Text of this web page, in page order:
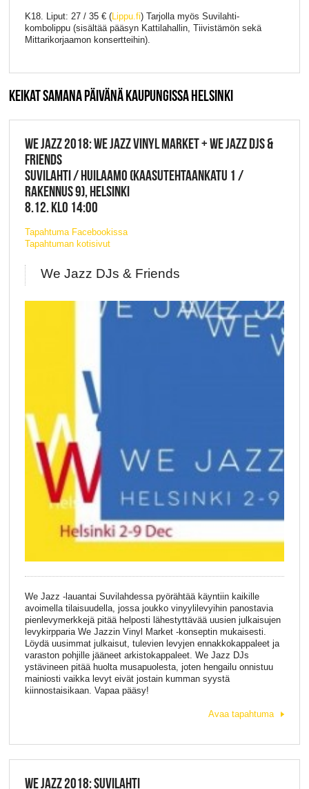
K18. Liput: 27 / 35 € (Lippu.fi) Tarjolla myös Suvilahti-
kombolippu (sisältää pääsyn Kattilahallin, Tiivistämön sekä
Mittarikorjaamon konsertteihin).
KEIKAT SAMANA PÄIVÄNÄ KAUPUNGISSA HELSINKI
WE JAZZ 2018: WE JAZZ VINYL MARKET + WE JAZZ DJS &
FRIENDS
SUVILAHTI / HUILAAMO (KAASUTEHTAANKATU 1 /
RAKENNUS 9), HELSINKI
8.12. KLO 14:00
Tapahtuma Facebookissa
Tapahtuman kotisivut
We Jazz DJs & Friends
We Jazz -lauantai Suvilahdessa pyörähtää käyntiin kaikille
avoimella tilaisuudella, jossa joukko vinyylilevyihin panostavia
pienlevymerkkejä pitää helposti lähestyttävää uusien julkaisujen
levykirpparia We Jazzin Vinyl Market -konseptin mukaisesti.
Löydä uusimmat julkaisut, tulevien levyjen ennakkokappaleet ja
varaston pohjille jääneet arkistokappaleet. We Jazz DJs
ystävineen pitää huolta musapuolesta, joten hengailu onnistuu
mainiosti vaikka levyt eivät jostain kumman syystä
kiinnostaisikaan. Vapaa pääsy!
Avaa tapahtuma
WE JAZZ 2018: SUVILAHTI